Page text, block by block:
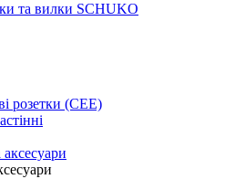
та вилки SCHUKO
розетки (CEE)